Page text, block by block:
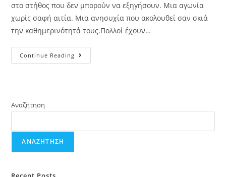
στο στήθος που δεν μπορούν να εξηγήσουν. Μια αγωνία
χωρίς σαφή αιτία. Μια ανησυχία που ακολουθεί σαν σκιά
την καθημερινότητά τους.Πολλοί έχουν…
Continue Reading
Αναζήτηση
ΑΝΑΖΉΤΗΣΗ